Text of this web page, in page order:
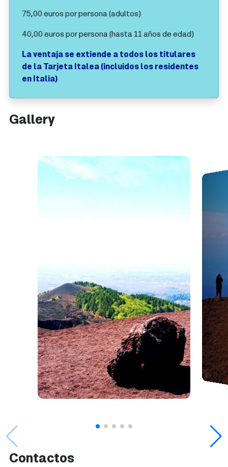
75,00 euros por persona (adultos)
40,00 euros por persona (hasta 11 años de edad)
La ventaja se extiende a todos los titulares
de la Tarjeta Italea (incluidos los residentes
en Italia)
Gallery
Contactos